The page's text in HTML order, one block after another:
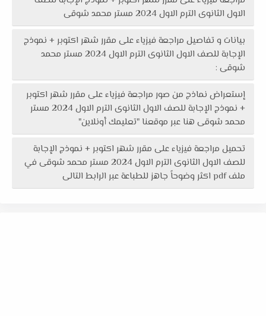
الاول الثانوى الترم الاول 2024 مستر محمد شوقى
بيانات و تفاصيل مراجعة فيزياء على مقرر شهر اكتوبر + نموذج
الإجابة للصف الاول الثانوى الترم الاول 2024 مستر محمد
شوقى :
إستعراض نماذج من صور مراجعة فيزياء على مقرر شهر اكتوبر
+ نموذج الإجابة للصف الاول الثانوى الترم الاول 2024 مستر
محمد شوقى هنا عبر موقعنا "تعليمك أونلاين"
تحميل مراجعة فيزياء على مقرر شهر اكتوبر + نموذج الإجابة
للصف الاول الثانوى الترم الاول 2024 مستر محمد شوقى في
ملف pdf اكثر وضوحاً جاهز للطباعة عبر الرابط التالى